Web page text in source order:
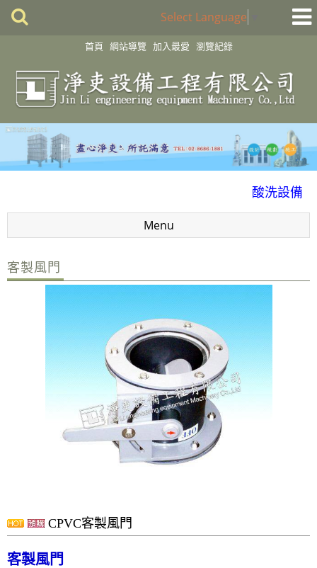
Select Language
首頁 網站導覽 加入最愛 瀏覽紀錄
化學製程設備
酸洗設備
消毒殺菌淨化設備
配件
廢氣處理
管路配置工程
耐酸鹼、防腐蝕設備、槽體、製品結構工程
消毒殺菌淨化設備
Menu
客製風門
CPVC客製風門
客製風門